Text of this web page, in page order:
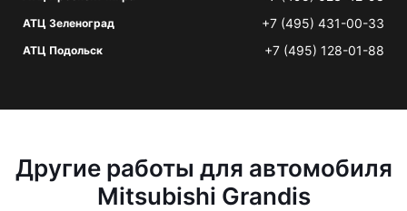
АТЦ Зеленоград +7 (495) 431-00-33
АТЦ Подольск +7 (495) 128-01-88
Другие работы для автомобиля
Mitsubishi Grandis